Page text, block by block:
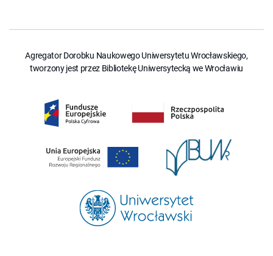
Agregator Dorobku Naukowego Uniwersytetu Wrocławskiego,
tworzony jest przez Bibliotekę Uniwersytecką we Wrocławiu